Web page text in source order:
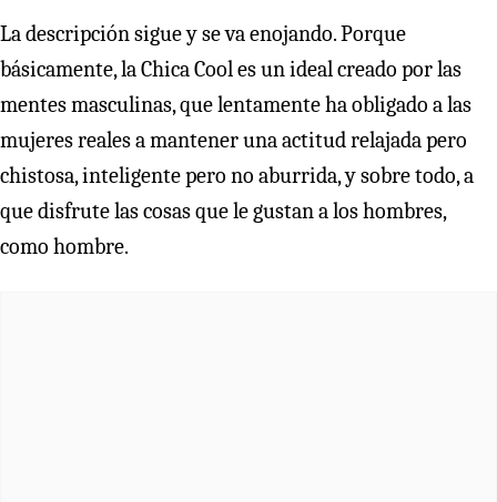
La descripción sigue y se va enojando. Porque
básicamente, la Chica Cool es un ideal creado por las
mentes masculinas, que lentamente ha obligado a las
mujeres reales a mantener una actitud relajada pero
chistosa, inteligente pero no aburrida, y sobre todo, a
que disfrute las cosas que le gustan a los hombres,
como hombre.